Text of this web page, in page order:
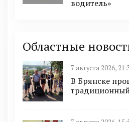
водитель»
Областные
7 августа 2026,
В Брянске